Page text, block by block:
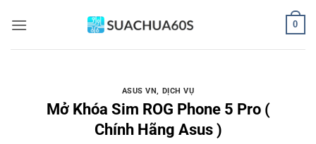
qua
0
ASUS VN, DỊCH VỤ
Mở Khóa Sim ROG Phone 5 Pro (
Chính Hãng Asus )